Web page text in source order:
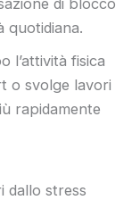
quotidiana.
l’attività fisica
o svolge lavori
rapidamente
dallo stress